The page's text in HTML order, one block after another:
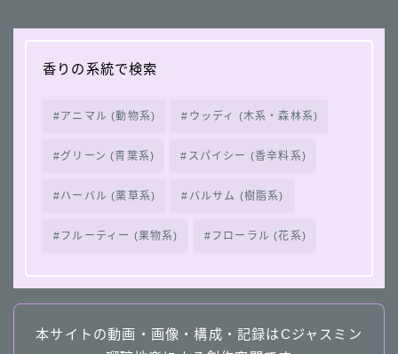
香りの系統で検索
アニマル (動物系) ウッディ (木系・森林系)
グリーン (青葉系) スパイシー (香辛料系)
ハーバル (薬草系) バルサム (樹脂系)
フルーティー (果物系) フローラル (花系)
本サイトの動画・画像・構成・記録はCジャスミン